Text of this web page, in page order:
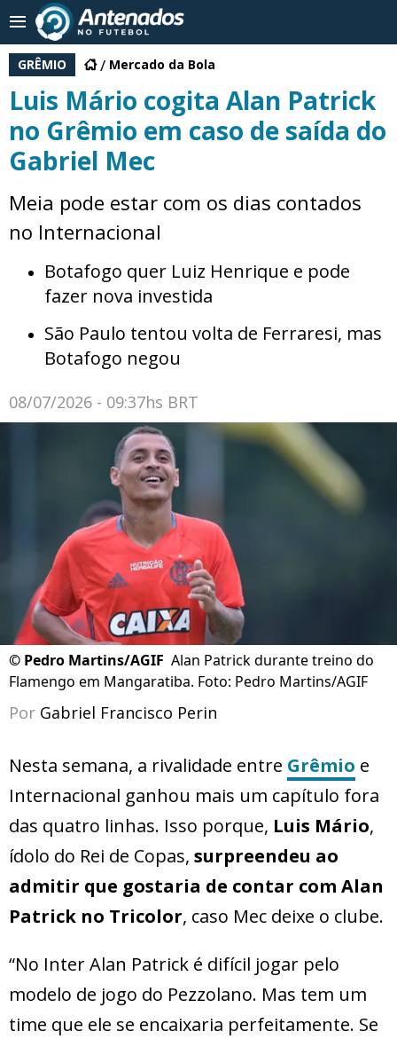
GRÊMIO Mercado da Bola
Luis Mário cogita Alan Patrick
no Grêmio em caso de saída do
Gabriel Mec
Meia pode estar com os dias contados
no Internacional
Botafogo quer Luiz Henrique e pode
fazer nova investida
São Paulo tentou volta de Ferraresi, mas
Botafogo negou
08/07/2026 - 09:37hs BRT
© Pedro Martins/AGIF Alan Patrick durante treino do
Flamengo em Mangaratiba. Foto: Pedro Martins/AGIF
Por Gabriel Francisco Perin
Nesta semana, a rivalidade entre Grêmio e
Internacional ganhou mais um capítulo fora
das quatro linhas. Isso porque, Luis Mário,
ídolo do Rei de Copas, surpreendeu ao
admitir que gostaria de contar com Alan
Patrick no Tricolor, caso Mec deixe o clube.
“No Inter Alan Patrick é difícil jogar pelo
modelo de jogo do Pezzolano. Mas tem um
time que ele se encaixaria perfeitamente. Se